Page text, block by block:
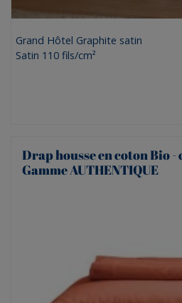
Grand Hôtel Graphite satin
Satin 110 fils/cm²
Drap housse en coton Bio -
Gamme AUTHENTIQUE